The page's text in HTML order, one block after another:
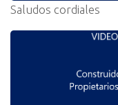
Saludos cordiales